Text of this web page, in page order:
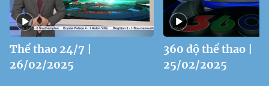
Thể thao 24/7 |
26/02/2025
360 độ thể thao |
25/02/2025